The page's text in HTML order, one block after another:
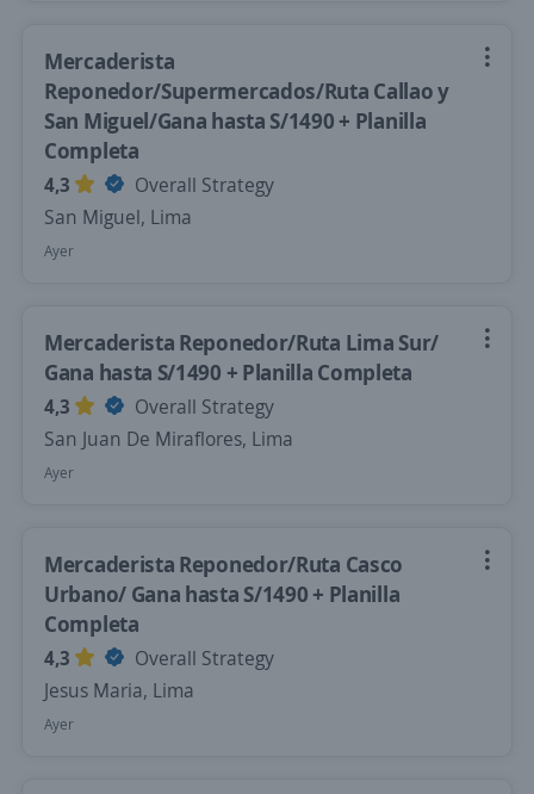
Mercaderista
Reponedor/Supermercados/Ruta Callao y
San Miguel/Gana hasta S/1490 + Planilla
Completa
4,3
Overall Strategy
San Miguel, Lima
Ayer
Mercaderista Reponedor/Ruta Lima Sur/
Gana hasta S/1490 + Planilla Completa
4,3
Overall Strategy
San Juan De Miraflores, Lima
Ayer
Mercaderista Reponedor/Ruta Casco
Urbano/ Gana hasta S/1490 + Planilla
Completa
4,3
Overall Strategy
Jesus Maria, Lima
Ayer